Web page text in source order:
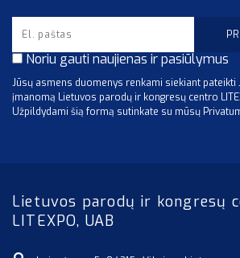
Noriu gauti naujienas ir pasiūlymus
Jūsų asmens duomenys renkami siekiant pateikti
įmanomą Lietuvos parodų ir kongresų centro
Užpildydami šią formą sutinkate su mūsų
Lietuvos parodų ir kongresų
LITEXPO, UAB